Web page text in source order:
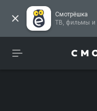
Смотрёшка